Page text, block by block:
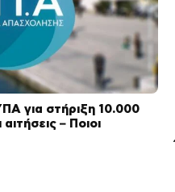
για στήριξη 10.000
– Ποιοι